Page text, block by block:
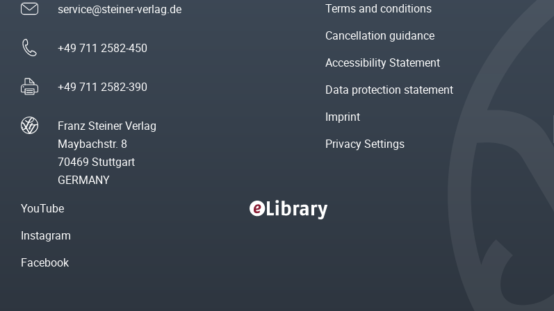
service@steiner-verlag.de
+49 711 2582-450
+49 711 2582-390
Franz Steiner Verlag
Maybachstr. 8
70469 Stuttgart
GERMANY
Terms and conditions
Cancellation guidance
Accessibility Statement
Data protection statement
Imprint
Privacy Settings
YouTube
Instagram
Facebook